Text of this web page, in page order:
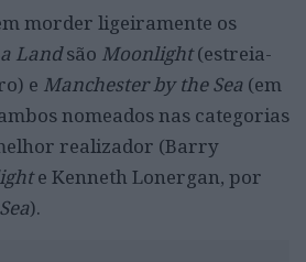
morder ligeiramente os
Landsão Moonlight(estreia-
e Manchester by the Sea (em
nomeados nas categorias
realizador (Barry
e Kenneth Lonergan, por
).